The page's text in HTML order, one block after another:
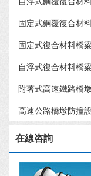
固定式鋼覆復合材
固定式復合材料橋
自浮式復合材料橋
附著式高速鐵路橋
高速公路橋墩防撞
在線咨詢